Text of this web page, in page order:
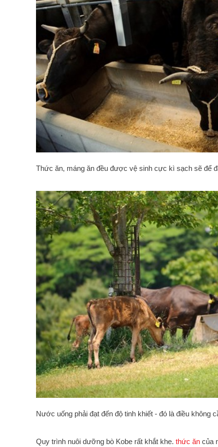
Thức ăn, máng ăn đều được vệ sinh cực kì sạch sẽ để
Nước uống phải đạt đến độ tinh khiết - đó là điều không
Quy trình nuôi dưỡng bò Kobe rất khắt khe. thức ăn của